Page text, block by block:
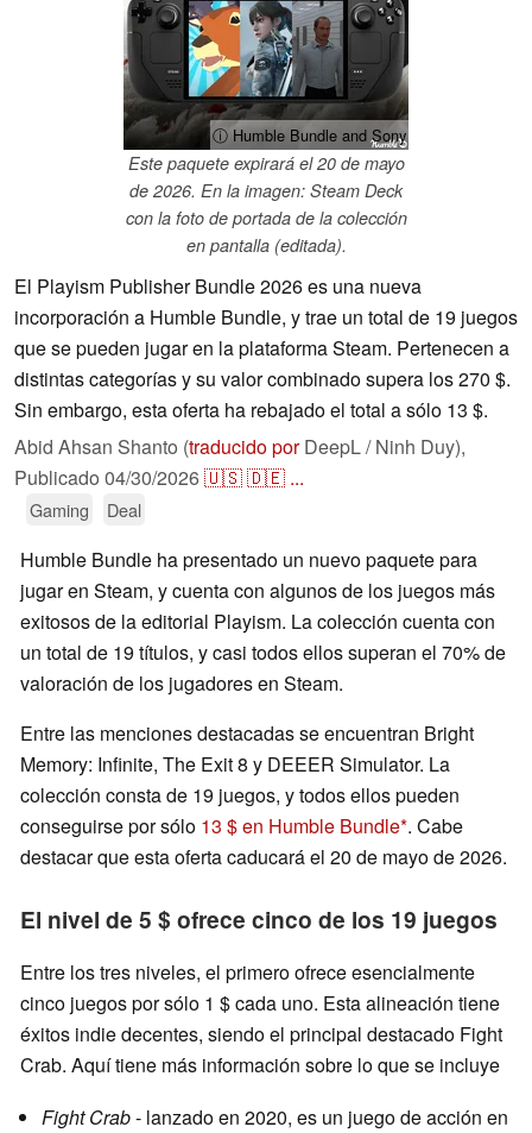
ⓘ Humble Bundle and Sony
Este paquete expirará el 20 de mayo
de 2026. En la imagen: Steam Deck
con la foto de portada de la colección
en pantalla (editada).
El Playism Publisher Bundle 2026 es una nueva
incorporación a Humble Bundle, y trae un total de 19 juegos
que se pueden jugar en la plataforma Steam. Pertenecen a
distintas categorías y su valor combinado supera los 270 $.
Sin embargo, esta oferta ha rebajado el total a sólo 13 $.
Abid Ahsan Shanto (traducido porDeepL / Ninh Duy),
Publicado 04/30/2026🇺🇸🇩🇪 ...
Gaming Deal
Humble Bundle ha presentado un nuevo paquete para
jugar en Steam, y cuenta con algunos de los juegos más
exitosos de la editorial Playism. La colección cuenta con
un total de 19 títulos, y casi todos ellos superan el 70% de
valoración de los jugadores en Steam.
Entre las menciones destacadas se encuentran Bright
Memory: Infinite, The Exit 8 y DEEER Simulator. La
colección consta de 19 juegos, y todos ellos pueden
conseguirse por sólo 13 $ en Humble Bundle . Cabe
destacar que esta oferta caducará el 20 de mayo de 2026.
El nivel de 5 $ ofrece cinco de los 19 juegos
Entre los tres niveles, el primero ofrece esencialmente
cinco juegos por sólo 1 $ cada uno. Esta alineación tiene
éxitos indie decentes, siendo el principal destacado Fight
Crab. Aquí tiene más información sobre lo que se incluye
Fight Crab- lanzado en 2020, es un juego de acción en